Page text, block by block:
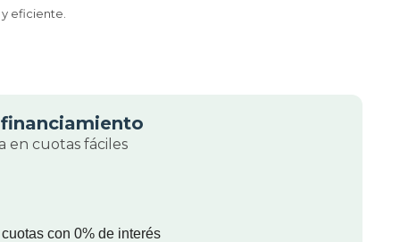
eficiente.
en cuotas fáciles
con 0% de interés